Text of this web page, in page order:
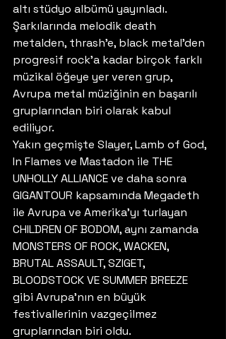
altı stüdyo albümü yayınladı.
Şarkılarında melodik death
metalden, thrash’e, black metal’den
progresif rock’a kadar birçok farklı
müzikal öğeye yer veren grup,
Avrupa metal müziğinin en başarılı
gruplarından biri olarak kabul
ediliyor.
Yakın geçmişte Slayer, Lamb of God,
In Flames ve Mastadon ile THE
UNHOLLY ALLIANCE ve daha sonra
GIGANTOUR kapsamında Megadeth
ile Avrupa ve Amerika’yı turlayan
CHILDREN OF BODOM, aynı zamanda
MONSTERS OF ROCK, WACKEN,
BRUTAL ASSAULT, SZIGET,
BLOODSTOCK VE SUMMER BREEZE
gibi Avrupa’nın en büyük
festivallerinin vazgeçilmez
gruplarından biri oldu.